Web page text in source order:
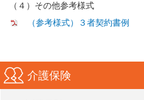
（４）その他参考様式
（参考様式）３者契約書例
介護保険